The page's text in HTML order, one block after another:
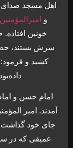
اهل مسجد صداى
و
خونین
سرش بستند،
کشید و
امام حسن و
آمدند. امیر
جاى خود گذاشت
عمیقی که در